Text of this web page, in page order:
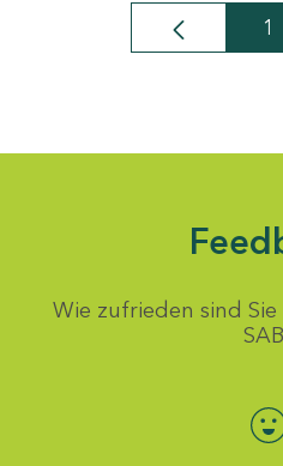
1
Wie zufrieden sind